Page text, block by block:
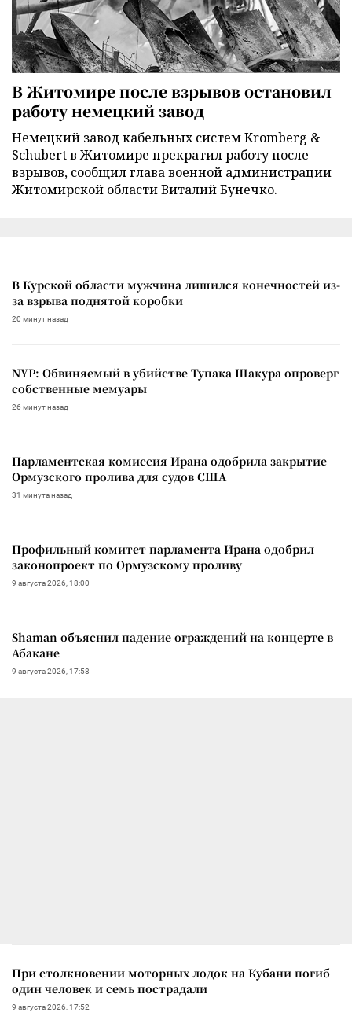
В Житомире после взрывов остановил
работу немецкий завод
Немецкий завод кабельных систем Kromberg &
Schubert в Житомире прекратил работу после
взрывов, сообщил глава военной администрации
Житомирской области Виталий Бунечко.
В Курской области мужчина лишился конечностей из-
за взрыва поднятой коробки
20 минут назад
NYP: Обвиняемый в убийстве Тупака Шакура опроверг
собственные мемуары
26 минут назад
Парламентская комиссия Ирана одобрила закрытие
Ормузского пролива для судов США
31 минута назад
Профильный комитет парламента Ирана одобрил
законопроект по Ормузскому проливу
9 августа 2026, 18:00
Shaman объяснил падение ограждений на концерте в
Абакане
9 августа 2026, 17:58
При столкновении моторных лодок на Кубани погиб
один человек и семь пострадали
9 августа 2026, 17:52